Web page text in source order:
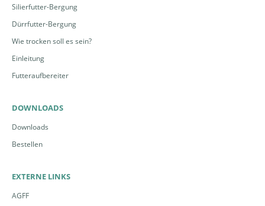
Silierfutter-Bergung
Dürrfutter-Bergung
Wie trocken soll es sein?
Einleitung
Futteraufbereiter
DOWNLOADS
Downloads
Bestellen
EXTERNE LINKS
AGFF